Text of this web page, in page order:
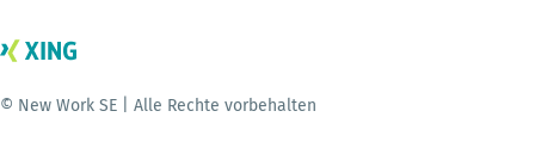
© New Work SE | Alle Rechte vorbehalten